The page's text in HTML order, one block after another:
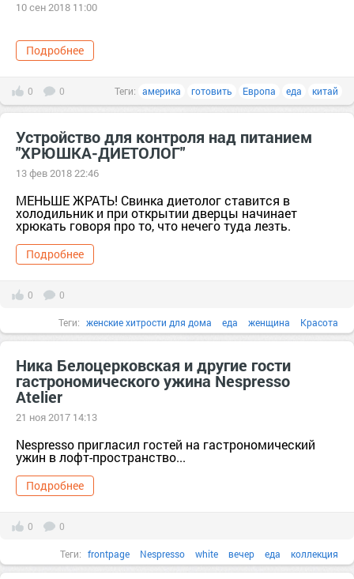
10 сен 2018 11:00
Подробнее
0 0 Теги: америка готовить Европа еда китай
Устройство для контроля над питанием
"ХРЮШКА-ДИЕТОЛОГ"
13 фев 2018 22:46
МЕНЬШЕ ЖРАТЬ! Свинка диетолог ставится в
холодильник и при открытии дверцы начинает
хрюкать говоря про то, что нечего туда лезть.
Подробнее
0 0
Теги: женские хитрости для дома еда женщина Красота
Ника Белоцерковская и другие гости
гастрономического ужина Nespresso
Atelier
21 ноя 2017 14:13
Nespresso пригласил гостей на гастрономический
ужин в лофт-пространство...
Подробнее
0 0
Теги: frontpage Nespresso white вечер еда коллекция